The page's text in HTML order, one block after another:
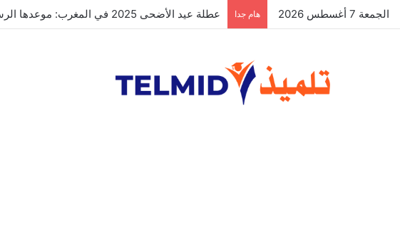
الجمعة 7 أغسطس 2026 هام جدا الحركة الانتقالية الوطنية لهيئة التدريس 2025